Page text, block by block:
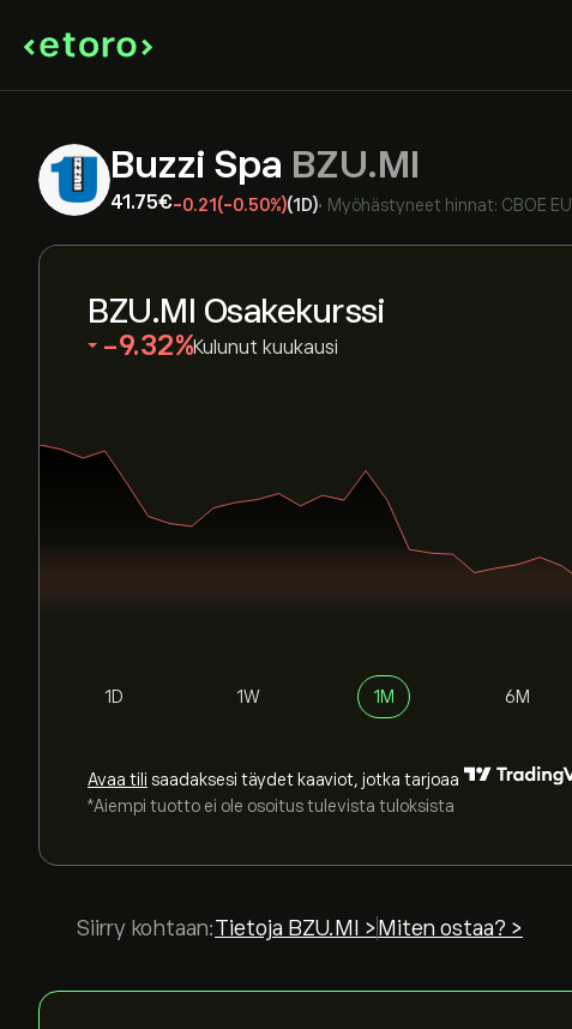
Buzzi Spa BZU.MI
41.75‎€‎-0.21 (-0.50%)(1D)• Myöhästyneet hinnat: CBOE EU
BZU.MI Osakekurssi
‎-9.32‎ Kulunut kuukausi
1D 1W 1M 6M
Avaa tili saadaksesi täydet kaaviot, jotka tarjoaa
*Aiempi tuotto ei ole osoitus tulevista tuloksista
Siirry kohtaan:Tietoja BZU.MI > Miten ostaa? >